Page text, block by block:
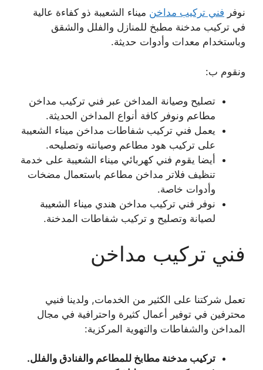
نوفر فني تركيب مداخن ميناء الشعيبة ذو كفاءة عالية
في تركيب مدخنة مطبخ للمنازل والفلل والشقق
وباستخدام معدات وأدوات حديثة.
ونقوم ب:
تصليح وصيانة المداخن عبر فني تركيب مداخن
مطاعم ونوفر كافة أنواع المداخن الحديثة.
يعمل فني تركيب شفاطات مداخن ميناء الشعيبة
على تركيب هود مطاعم وصيانته وتصليحه.
أيضا يقوم فني كهربائي ميناء الشعيبة على خدمة
تنظيف فلاتر مداخن مطاعم باستعمال مضخات
وأدوات خاصة.
نوفر فني تركيب مداخن هندي ميناء الشعيبة
لصيانة وتصليح و تركيب شفاطات المدخنة.
فني تركيب مداخن
تعمل شركتنا على الكثير من الخدمات, ولدينا فنيي
محترفين في توفير أعمال كثيرة واحترافية في مجال
المداخن والشفاطات والتهوية المركزية:
تركيب مدخنة مطابخ للمطاعم والفنادق والفلل.